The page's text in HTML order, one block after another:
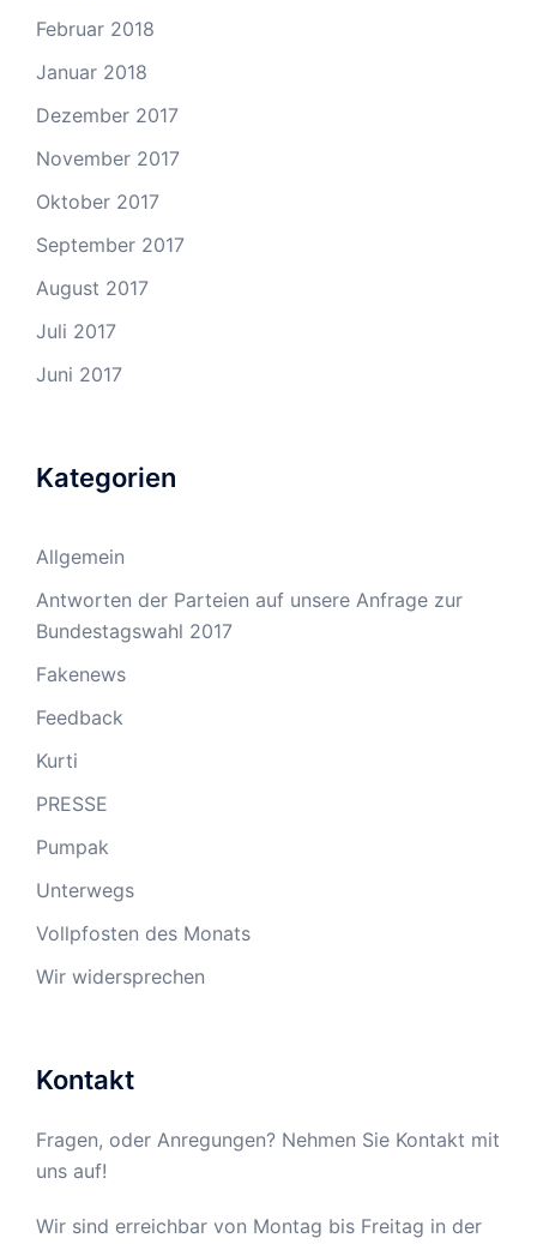
Februar 2018
Januar 2018
Dezember 2017
November 2017
Oktober 2017
September 2017
August 2017
Juli 2017
Juni 2017
Kategorien
Allgemein
Antworten der Parteien auf unsere Anfrage zur
Bundestagswahl 2017
Fakenews
Feedback
Kurti
PRESSE
Pumpak
Unterwegs
Vollpfosten des Monats
Wir widersprechen
Kontakt
Fragen, oder Anregungen? Nehmen Sie Kontakt mit
uns auf!
Wir sind erreichbar von Montag bis Freitag in der